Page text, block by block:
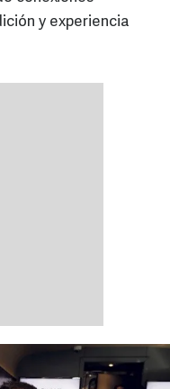
y experiencia